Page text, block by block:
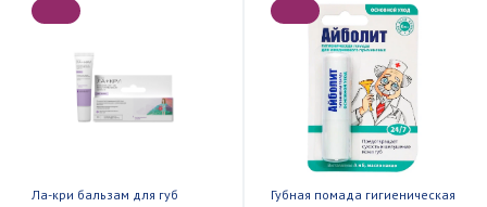
Ла-кри бальзам для губ
Губная помада гигиеническая